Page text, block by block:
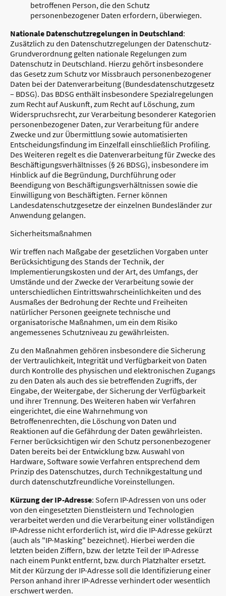
betroffenen Person, die den Schutz
personenbezogener Daten erfordern, überwiegen.
Nationale Datenschutzregelungen in Deutschland:
Zusätzlich zu den Datenschutzregelungen der Datenschutz-
Grundverordnung gelten nationale Regelungen zum
Datenschutz in Deutschland. Hierzu gehört insbesondere
das Gesetz zum Schutz vor Missbrauch personenbezogener
Daten bei der Datenverarbeitung (Bundesdatenschutzgesetz
– BDSG). Das BDSG enthält insbesondere Spezialregelungen
zum Recht auf Auskunft, zum Recht auf Löschung, zum
Widerspruchsrecht, zur Verarbeitung besonderer Kategorien
personenbezogener Daten, zur Verarbeitung für andere
Zwecke und zur Übermittlung sowie automatisierten
Entscheidungsfindung im Einzelfall einschließlich Profiling.
Des Weiteren regelt es die Datenverarbeitung für Zwecke des
Beschäftigungsverhältnisses (§ 26 BDSG), insbesondere im
Hinblick auf die Begründung, Durchführung oder
Beendigung von Beschäftigungsverhältnissen sowie die
Einwilligung von Beschäftigten. Ferner können
Landesdatenschutzgesetze der einzelnen Bundesländer zur
Anwendung gelangen.
Sicherheitsmaßnahmen
Wir treffen nach Maßgabe der gesetzlichen Vorgaben unter
Berücksichtigung des Stands der Technik, der
Implementierungskosten und der Art, des Umfangs, der
Umstände und der Zwecke der Verarbeitung sowie der
unterschiedlichen Eintrittswahrscheinlichkeiten und des
Ausmaßes der Bedrohung der Rechte und Freiheiten
natürlicher Personen geeignete technische und
organisatorische Maßnahmen, um ein dem Risiko
angemessenes Schutzniveau zu gewährleisten.
Zu den Maßnahmen gehören insbesondere die Sicherung
der Vertraulichkeit, Integrität und Verfügbarkeit von Daten
durch Kontrolle des physischen und elektronischen Zugangs
zu den Daten als auch des sie betreffenden Zugriffs, der
Eingabe, der Weitergabe, der Sicherung der Verfügbarkeit
und ihrer Trennung. Des Weiteren haben wir Verfahren
eingerichtet, die eine Wahrnehmung von
Betroffenenrechten, die Löschung von Daten und
Reaktionen auf die Gefährdung der Daten gewährleisten.
Ferner berücksichtigen wir den Schutz personenbezogener
Daten bereits bei der Entwicklung bzw. Auswahl von
Hardware, Software sowie Verfahren entsprechend dem
Prinzip des Datenschutzes, durch Technikgestaltung und
durch datenschutzfreundliche Voreinstellungen.
Kürzung der IP-Adresse: Sofern IP-Adressen von uns oder
von den eingesetzten Dienstleistern und Technologien
verarbeitet werden und die Verarbeitung einer vollständigen
IP-Adresse nicht erforderlich ist, wird die IP-Adresse gekürzt
(auch als "IP-Masking" bezeichnet). Hierbei werden die
letzten beiden Ziffern, bzw. der letzte Teil der IP-Adresse
nach einem Punkt entfernt, bzw. durch Platzhalter ersetzt.
Mit der Kürzung der IP-Adresse soll die Identifizierung einer
Person anhand ihrer IP-Adresse verhindert oder wesentlich
erschwert werden.